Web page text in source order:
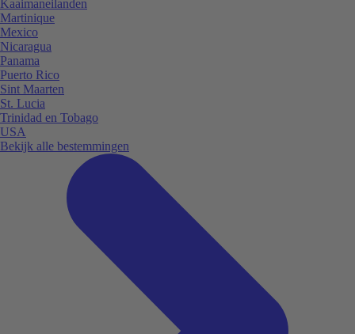
Kaaimaneilanden
Martinique
Mexico
Nicaragua
Panama
Puerto Rico
Sint Maarten
St. Lucia
Trinidad en Tobago
USA
Bekijk alle bestemmingen